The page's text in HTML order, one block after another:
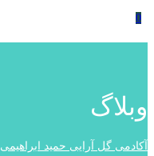
0
وبلاگ
آکادمی گل آرایی حمید ابراهیمی